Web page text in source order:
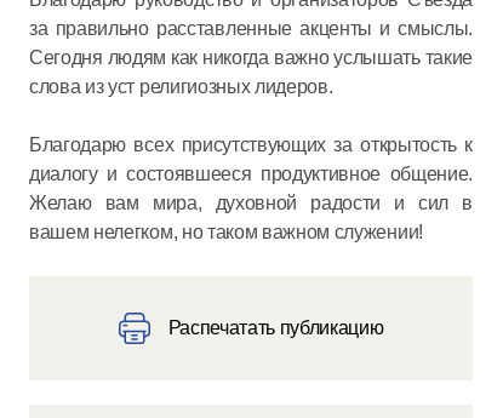
за правильно расставленные акценты и смыслы.
Сегодня людям как никогда важно услышать такие
слова из уст религиозных лидеров.
Благодарю всех присутствующих за открытость к
диалогу и состоявшееся продуктивное общение.
Желаю вам мира, духовной радости и сил в
вашем нелегком, но таком важном служении!
Распечатать публикацию